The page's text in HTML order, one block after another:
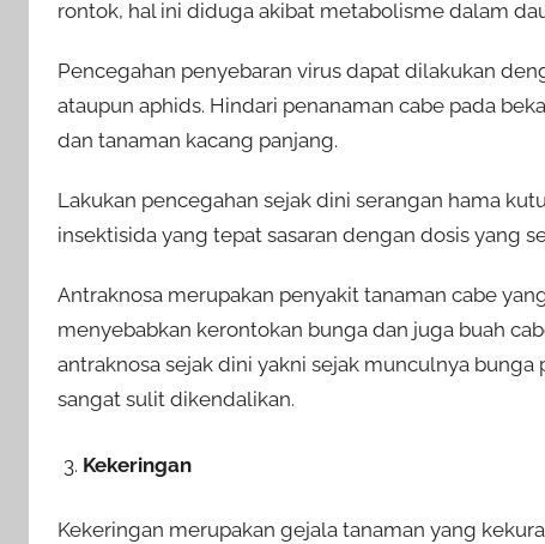
rontok, hal ini diduga akibat metabolisme dalam
Pencegahan penyebaran virus dapat dilakukan
ataupun aphids. Hindari penanaman cabe pada
dan tanaman kacang panjang.
Lakukan pencegahan sejak dini serangan hama
insektisida yang tepat sasaran dengan dosis yang
Antraknosa merupakan penyakit tanaman cabe
menyebabkan kerontokan bunga dan juga buah
antraknosa sejak dini yakni sejak munculnya
sangat sulit dikendalikan.
Kekeringan
Kekeringan merupakan gejala tanaman yang